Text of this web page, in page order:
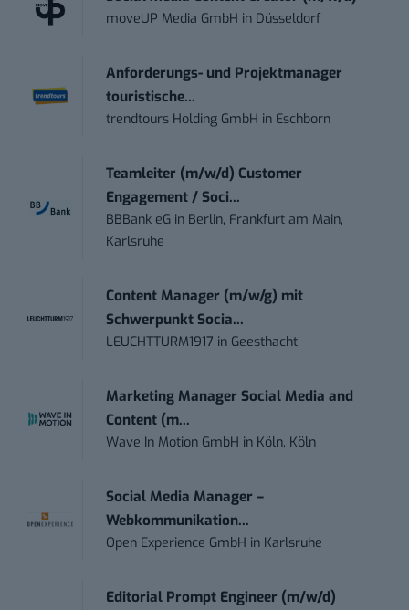
moveUP Media GmbH in Düsseldorf
Anforderungs- und Projektmanager
touristische...
trendtours Holding GmbH in Eschborn
Teamleiter (m/w/d) Customer
Engagement / Soci...
BBBank eG in Berlin, Frankfurt am Main,
Karlsruhe
Content Manager (m/w/g) mit
Schwerpunkt Socia...
LEUCHTTURM1917 in Geesthacht
Marketing Manager Social Media and
Content (m...
Wave In Motion GmbH in Köln, Köln
Social Media Manager –
Webkommunikation...
Open Experience GmbH in Karlsruhe
Editorial Prompt Engineer (m/w/d)